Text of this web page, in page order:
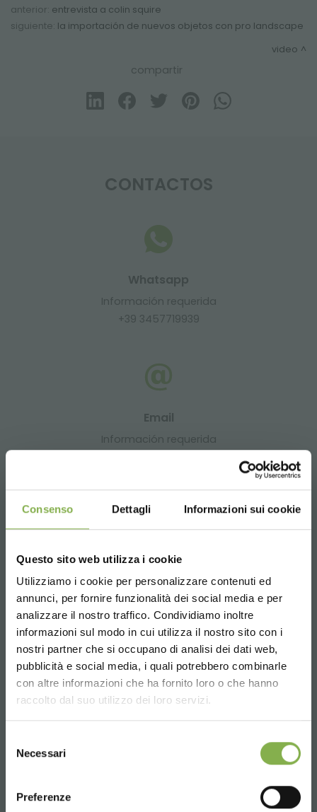
Consenso Dettagli Informazioni sui cookie
Questo sito web utilizza i cookie
Utilizziamo i cookie per personalizzare contenuti ed
annunci, per fornire funzionalità dei social media e per
analizzare il nostro traffico. Condividiamo inoltre
informazioni sul modo in cui utilizza il nostro sito con i
nostri partner che si occupano di analisi dei dati web,
pubblicità e social media, i quali potrebbero combinarle
con altre informazioni che ha fornito loro o che hanno
raccolto dal suo utilizzo dei loro servizi.
delNecessari
Preferenze
anterior: entrevista a colin squire
siguiente: la importación de nuevos objetos con pro landscape
video
compartir
Choose the country you are in and your
language for a better browsing experience
CONTACTOS
Whatsapp
Información requerida
+39 3457719939
Email
Información requerida
Teléfono
De lunes a viernes
08:30 - 13:00
14:00 - 18:30
+39 0376 960311
SERVICIOS
¡ENTRA EN NUESTRO
MUNDO!
Un pequeño detalle para ti...
5 % de descuentoen tu primer pedido *
2 % de descuento siempreen todas tus
compras futuras *
15.000 €
(selecciona la opción Newsletter durante el